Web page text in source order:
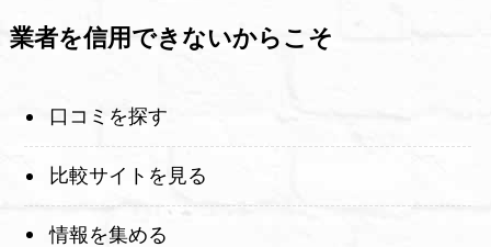
業者を信用できないからこそ
口コミを探す
比較サイトを見る
情報を集める